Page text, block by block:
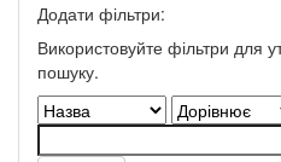
Додати фільтри:
Використовуйте фільтри для
пошуку.